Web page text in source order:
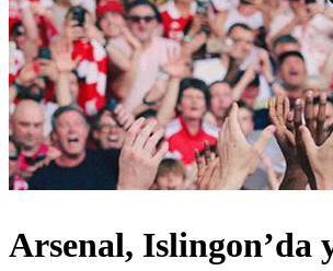
Arsenal, Islingon’da